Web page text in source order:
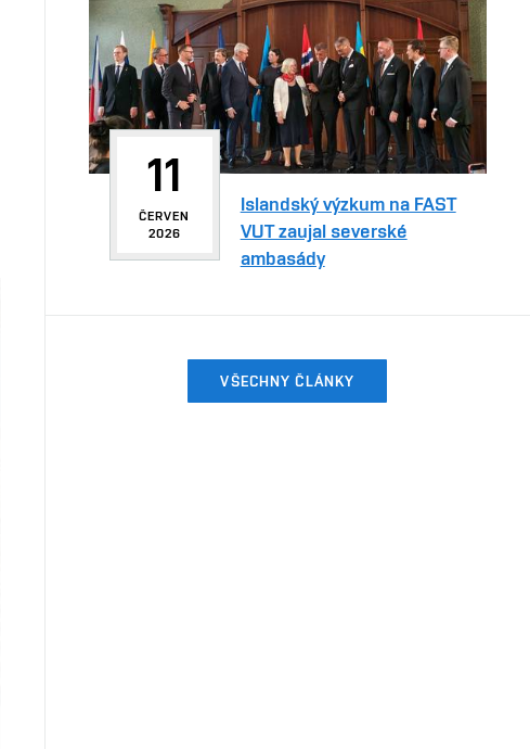
11
ČERVEN
2026
Islandský výzkum na FAST
VUT zaujal severské
ambasády
VŠECHNY ČLÁNKY